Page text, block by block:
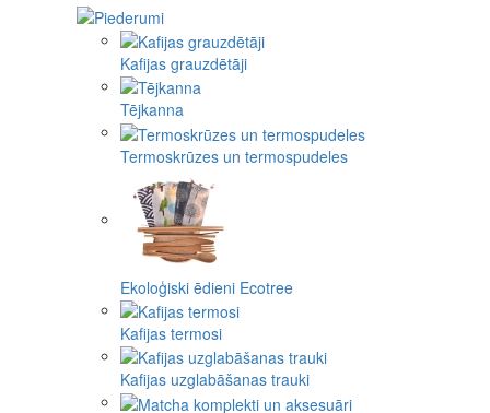
Kafijas grauzdētāji
Tējkanna
Termoskrūzes un termospudeles
Ekoloģiski ēdieni Ecotree
Kafijas termosi
Kafijas uzglabāšanas trauki